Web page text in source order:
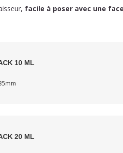
facile à poser avec une
10 ML
20 ML